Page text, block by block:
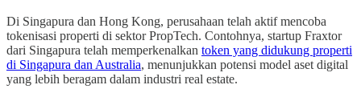
Di Singapura dan Hong Kong, perusahaan telah aktif mencoba
tokenisasi properti di sektor PropTech. Contohnya, startup Fraxtor
dari Singapura telah memperkenalkan token yang didukung properti
di Singapura dan Australia, menunjukkan potensi model aset digital
yang lebih beragam dalam industri real estate.